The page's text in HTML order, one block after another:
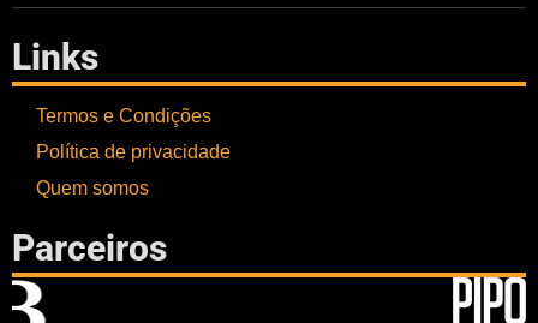
Links
Termos e Condições
Política de privacidade
Quem somos
Parceiros